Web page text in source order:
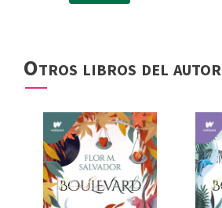
Otros libros del autor